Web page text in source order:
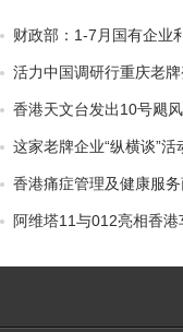
财政部：1-7月国有企业
活力中国调研行重庆老
香港天文台发出10号飓
这家老牌企业“纵横谈”活
香港痛症管理及健康服
阿维塔11与012亮相香